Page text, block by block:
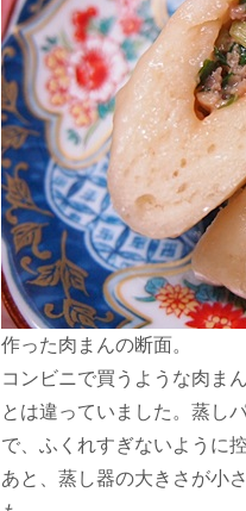
作った肉まんの断面。
コンビニで買うような肉ま
とは違っていました。蒸し
で、ふくれすぎないように
あと、蒸し器の大きさが小